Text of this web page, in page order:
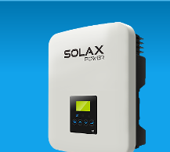
Solax FAQ
Lugar para intercambiar dudas sobre